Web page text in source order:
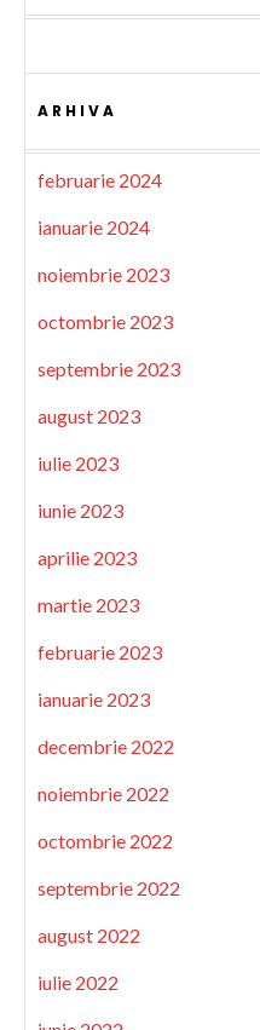
ARHIVA
februarie 2024
ianuarie 2024
noiembrie 2023
octombrie 2023
septembrie 2023
august 2023
iulie 2023
iunie 2023
aprilie 2023
martie 2023
februarie 2023
ianuarie 2023
decembrie 2022
noiembrie 2022
octombrie 2022
septembrie 2022
august 2022
iulie 2022